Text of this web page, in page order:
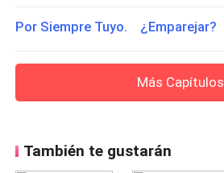
Por Siempre Tuyo. ¿Emparejar?
Más Capítulos
También te gustarán